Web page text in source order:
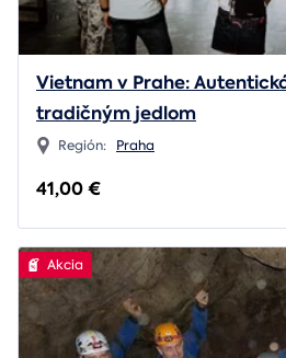
Vietnam v Prahe:
tradičným jedlom
Región: Praha
41,00 €
Akcia